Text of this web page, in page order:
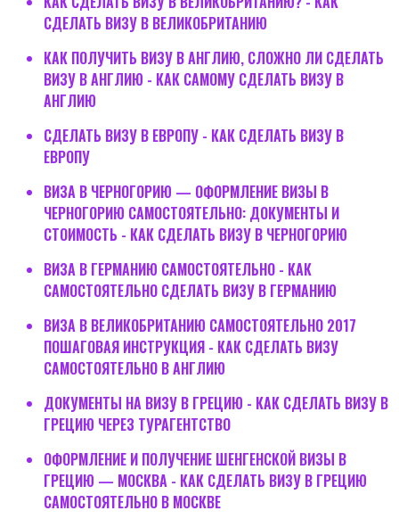
СДЕЛАТЬ ВИЗУ В ВЕЛИКОБРИТАНИЮ
КАК ПОЛУЧИТЬ ВИЗУ В АНГЛИЮ, СЛОЖНО ЛИ СДЕЛАТЬ
ВИЗУ В АНГЛИЮ - КАК САМОМУ СДЕЛАТЬ ВИЗУ В
АНГЛИЮ
СДЕЛАТЬ ВИЗУ В ЕВРОПУ - КАК СДЕЛАТЬ ВИЗУ В
ЕВРОПУ
ВИЗА В ЧЕРНОГОРИЮ — ОФОРМЛЕНИЕ ВИЗЫ В
ЧЕРНОГОРИЮ САМОСТОЯТЕЛЬНО: ДОКУМЕНТЫ И
СТОИМОСТЬ - КАК СДЕЛАТЬ ВИЗУ В ЧЕРНОГОРИЮ
ВИЗА В ГЕРМАНИЮ САМОСТОЯТЕЛЬНО - КАК
САМОСТОЯТЕЛЬНО СДЕЛАТЬ ВИЗУ В ГЕРМАНИЮ
ВИЗА В ВЕЛИКОБРИТАНИЮ САМОСТОЯТЕЛЬНО 2017
ПОШАГОВАЯ ИНСТРУКЦИЯ - КАК СДЕЛАТЬ ВИЗУ
САМОСТОЯТЕЛЬНО В АНГЛИЮ
ДОКУМЕНТЫ НА ВИЗУ В ГРЕЦИЮ - КАК СДЕЛАТЬ ВИЗУ В
ГРЕЦИЮ ЧЕРЕЗ ТУРАГЕНТСТВО
ОФОРМЛЕНИЕ И ПОЛУЧЕНИЕ ШЕНГЕНСКОЙ ВИЗЫ В
ГРЕЦИЮ — МОСКВА - КАК СДЕЛАТЬ ВИЗУ В ГРЕЦИЮ
САМОСТОЯТЕЛЬНО В МОСКВЕ